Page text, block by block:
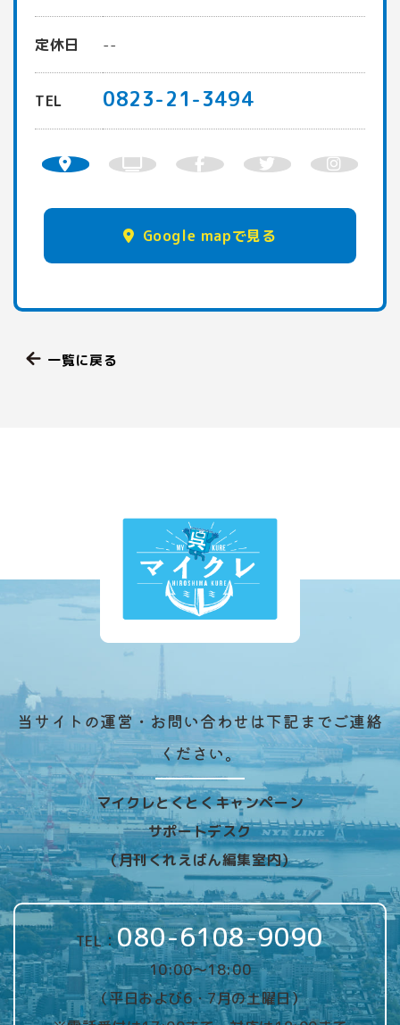
定休日 --
TEL 0823-21-3494
Google mapで見る
一覧に戻る
当サイトの運営・お問い合わせは下記までご連絡
ください。
マイクレとくとくキャンペーン
サポートデスク
（月刊くれえばん編集室内）
TEL：080-6108-9090
10:00～18:00
（平日および6・7月の土曜日）